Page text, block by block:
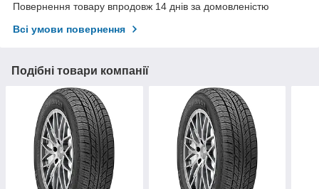
Повернення товару впродовж 14 днів за домовленістю
Всі умови повернення
Подібні товари компанії